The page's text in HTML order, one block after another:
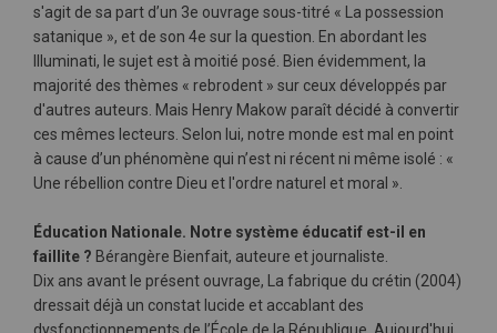
s'agit de sa part d’un 3e ouvrage sous-titré « La possession
satanique », et de son 4e sur la question. En abordant les
Illuminati, le sujet est à moitié posé. Bien évidemment, la
majorité des thèmes « rebrodent » sur ceux développés par
d'autres auteurs. Mais Henry Makow paraît décidé à convertir
ces mêmes lecteurs. Selon lui, notre monde est mal en point
à cause d’un phénomène qui n’est ni récent ni même isolé : «
Une rébellion contre Dieu et l'ordre naturel et moral ».
Éducation Nationale. Notre système éducatif est-il en
faillite ? Bérangère Bienfait, auteure et journaliste.
Dix ans avant le présent ouvrage, La fabrique du crétin (2004)
dressait déjà un constat lucide et accablant des